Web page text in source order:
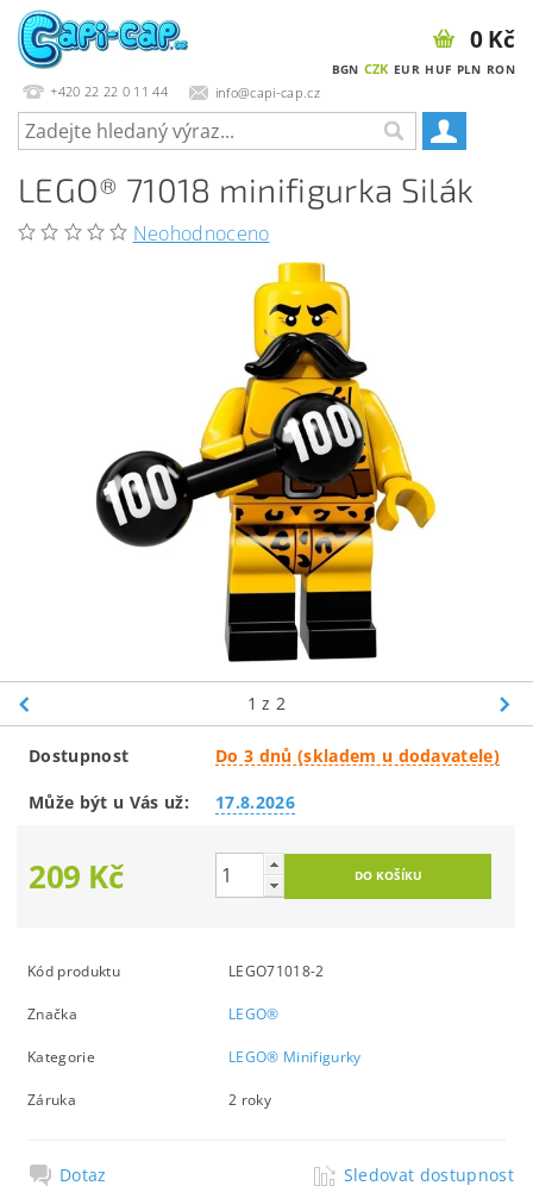
+420 22 22 0 11 44 info@capi-cap.cz
BGN CZK EUR HUF PLN RON
0 Kč
LEGO® 71018 minifigurka Silák
Neohodnoceno
1 z 2
Dostupnost Do 3 dnů (skladem u dodavatele)
Může být u Vás už: 17.8.2026
209 Kč
Kód produktu LEGO71018-2
Značka LEGO®
Kategorie LEGO® Minifigurky
Záruka 2 roky
Dotaz Sledovat dostupnost